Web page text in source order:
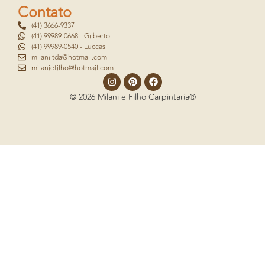
Contato
(41) 3666-9337
(41) 99989-0668 - Gilberto
(41) 99989-0540 - Luccas
milaniltda@hotmail.com
milaniefilho@hotmail.com
© 2026 Milani e Filho Carpintaria®